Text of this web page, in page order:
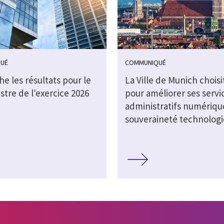
les résultats pour le
de l'exercice 2026
COMMUNIQUÉ
La Ville de Munich
pour améliorer ses
administratifs
souveraineté